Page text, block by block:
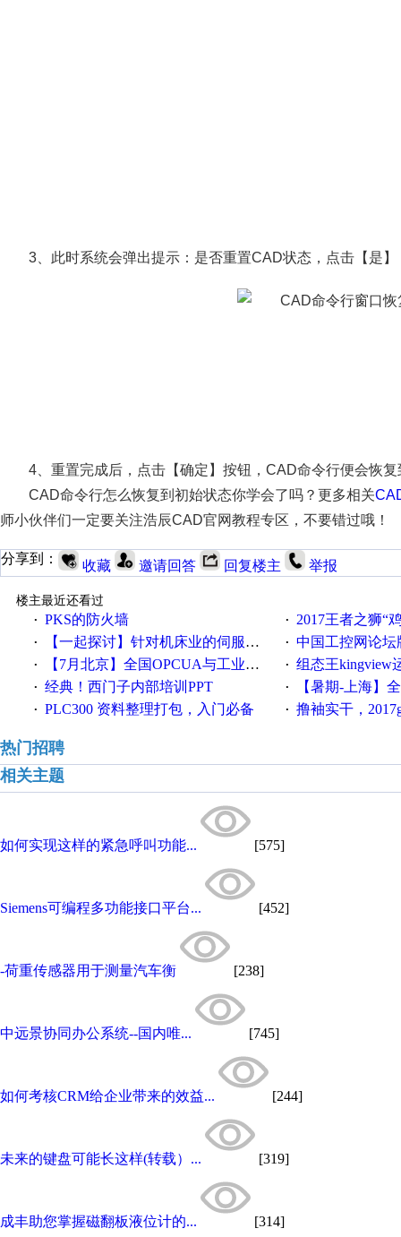
3、此时系统会弹出提示：是否重置CAD状态，点击【是
4、重置完成后，点击【确定】按钮，CAD命令行便会恢
CAD命令行怎么恢复到初始状态你学会了吗？更多相关
师小伙伴们一定要关注浩辰CAD官网教程专区，不要错过哦！
分享到： 收藏 邀请回答 回复楼主 举报
楼主最近还看过
· PKS的防火墙 · 2017王者之狮“鸡”情签到
· 【一起探讨】针对机床业的伺服系统发展，您的期望是什么？ · 中国工控网论坛版
· 【7月北京】全国OPCUA与工业互联技术培训班通知！ · 组态王kingview
· 经典！西门子内部培训PPT · 【暑期-上海】全国工业
· PLC300 资料整理打包，入门必备 · 撸袖实干，2017gongkong®第
热门招聘
相关主题
如何实现这样的紧急呼叫功能... [575]
Siemens可编程多功能接口平台... [452]
-荷重传感器用于测量汽车衡 [238]
中远景协同办公系统--国内唯... [745]
如何考核CRM给企业带来的效益... [244]
未来的键盘可能长这样(转载）... [319]
成丰助您掌握磁翻板液位计的... [314]